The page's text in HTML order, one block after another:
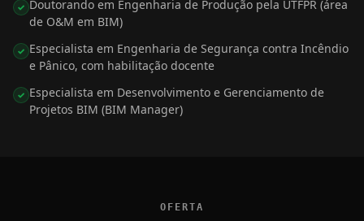
✓ Doutorando em Engenharia de Produção pela UTFPR (área
de O&M em BIM)
✓ Especialista em Engenharia de Segurança contra Incêndio
e Pânico, com habilitação docente
✓ Especialista em Desenvolvimento e Gerenciamento de
Projetos BIM (BIM Manager)
OFERTA